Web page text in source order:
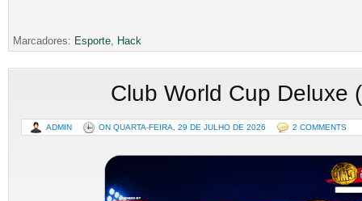
Marcadores: Esporte, Hack
Club World Cup Deluxe
ADMIN ON QUARTA-FEIRA, 29 DE JULHO DE 2026 2 COMMENTS